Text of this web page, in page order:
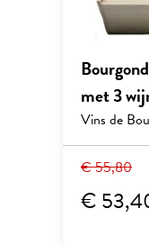
met 3
Vins de
€ 55,80
€